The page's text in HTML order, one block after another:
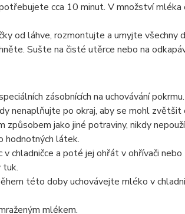
cca 10 minut. V množství
od láhve, rozmontujte a umyjte všechny
Sušte na čisté utěrce nebo na
zásobnících na uchovávání pokrmu.
nenaplňujte po okraj, aby se mohl zvětšit
jako jiné potraviny, nikdy
hodnotných látek.
chladničce a poté jej ohřát v ohřívači
této doby uchovávejte mléko v
mlékem.